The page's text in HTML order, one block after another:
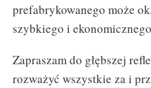
prefabrykowanego może
szybkiego i
Zapraszam do głębszej
rozważyć wszystkie za i